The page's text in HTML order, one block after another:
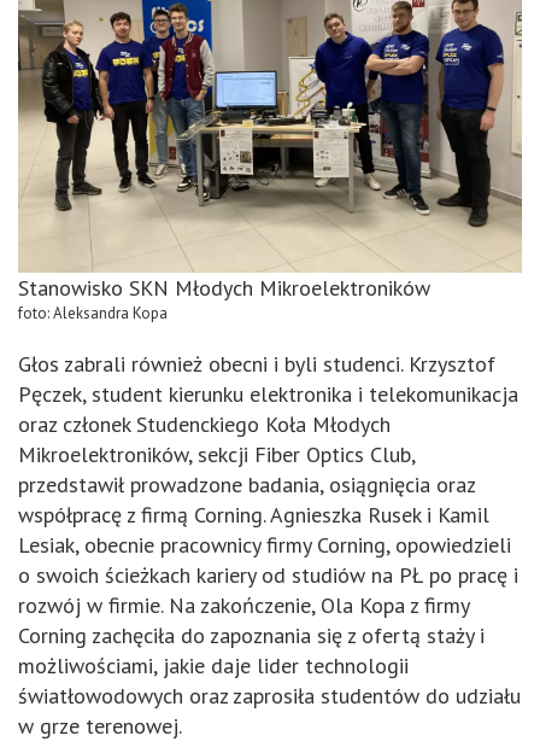
Stanowisko SKN Młodych Mikroelektroników
foto: Aleksandra Kopa
Głos zabrali również obecni i byli studenci. Krzysztof
Pęczek, student kierunku elektronika i telekomunikacja
oraz członek Studenckiego Koła Młodych
Mikroelektroników, sekcji Fiber Optics Club,
przedstawił prowadzone badania, osiągnięcia oraz
współpracę z firmą Corning. Agnieszka Rusek i Kamil
Lesiak, obecnie pracownicy firmy Corning, opowiedzieli
o swoich ścieżkach kariery od studiów na PŁ po pracę i
rozwój w firmie. Na zakończenie, Ola Kopa z firmy
Corning zachęciła do zapoznania się z ofertą staży i
możliwościami, jakie daje lider technologii
światłowodowych oraz zaprosiła studentów do udziału
w grze terenowej.